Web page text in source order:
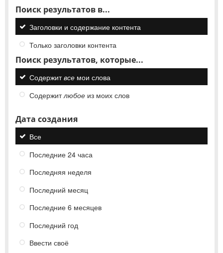
Поиск результатов в...
Заголовки и содержание контента
Только заголовки контента
Поиск результатов, которые...
Содержитвсе мои слова
Содержитлюбое из моих слов
Дата создания
Все
Последние 24 часа
Последняя неделя
Последний месяц
Последние 6 месяцев
Последний год
Ввести своё